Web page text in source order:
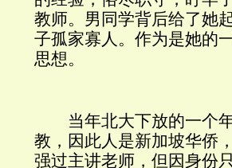
教师。男同学背后给了她
子孤家寡人。作为是她的
思想。
当年北大下放的一个年
教，因此人是新加坡华侨
强过主讲老师，但因身份